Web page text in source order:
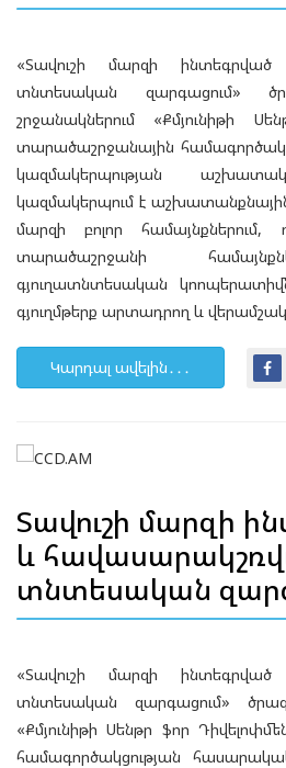
«Տավուշի մարզի
տնտեսական զարգացում»
շրջանակներում «Քմյունիթի
տարածաշրջանային
կազմակերպության
կազմակերպում է
մարզի բոլոր համայնքներում,
տարածաշրջանի
գյուղատնտեսական
գյուղմթերք արտադրող և
Կարդալ ավելին․․․
Տավուշի մարզի
և
տնտեսական
«Տավուշի մարզի
տնտեսական զարգացում»
«Քմյունիթի Սենթր ֆոր
համագործակցության